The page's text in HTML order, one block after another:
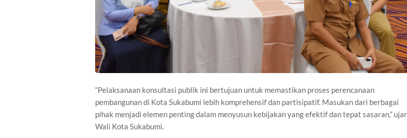
“Pelaksanaan konsultasi publik ini bertujuan untuk memastikan proses perencanaan
pembangunan di Kota Sukabumi lebih komprehensif dan partisipatif. Masukan dari berbagai
pihak menjadi elemen penting dalam menyusun kebijakan yang efektif dan tepat sasaran,”
Wali Kota Sukabumi.